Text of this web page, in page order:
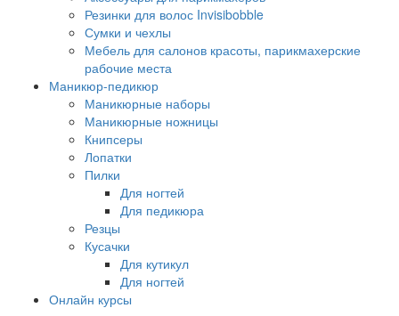
Резинки для волос Invisibobble
Сумки и чехлы
Мебель для салонов красоты, парикмахерские
рабочие места
Маникюр-педикюр
Маникюрные наборы
Маникюрные ножницы
Книпсеры
Лопатки
Пилки
Для ногтей
Для педикюра
Резцы
Кусачки
Для кутикул
Для ногтей
Онлайн курсы